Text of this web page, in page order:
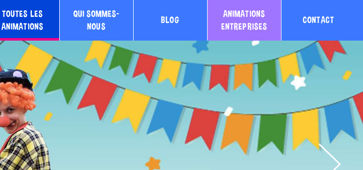
TOUTES LES
ANIMATIONS
QUI SOMMES-
NOUS
BLOG
ANIMATIONS
ENTREPRISES
CONTACT